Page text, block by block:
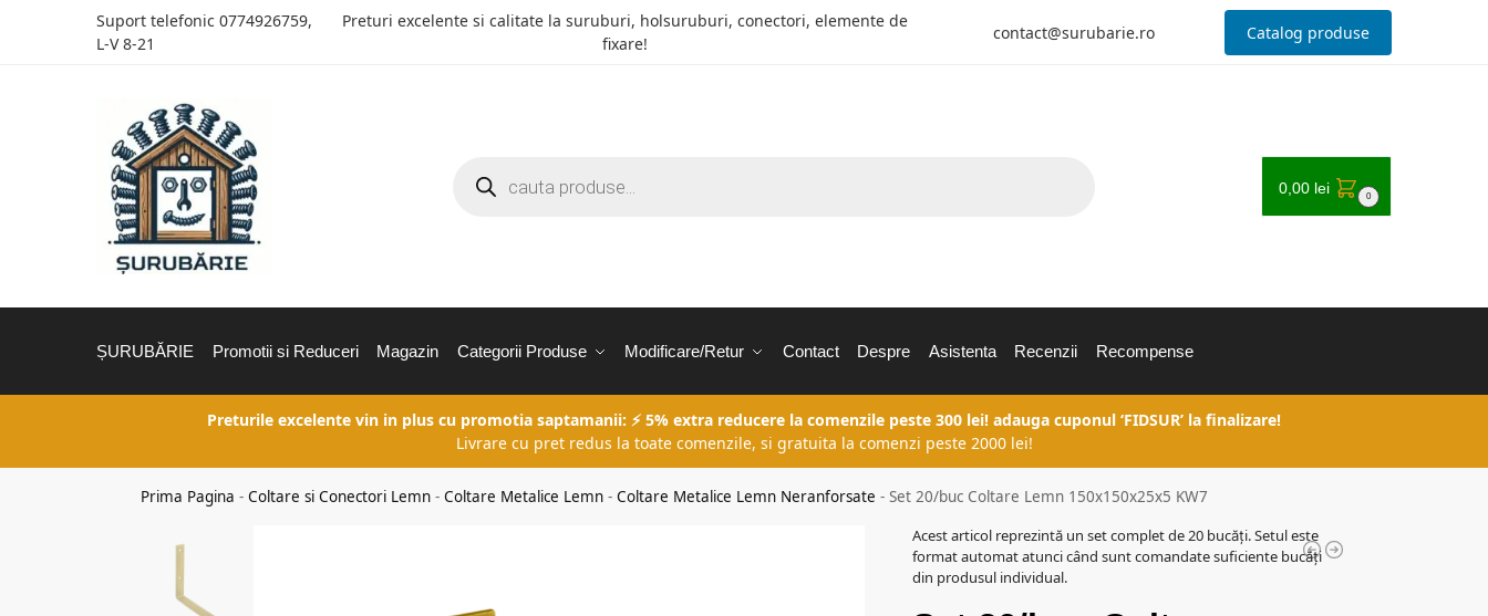
Suport telefonic 0774926759,
L-V 8-21
Preturi excelente si calitate la suruburi, holsuruburi, conectori, elemente de
fixare!
contact@surubarie.ro Catalog produse
0,00 lei 0
ȘURUBĂRIE Promotii si Reduceri Magazin Categorii Produse Modificare/Retur Contact Despre Asistenta Recenzii Recompense
Preturile excelente vin in plus cu promotia saptamanii: ⚡ 5% extra reducere la comenzile peste 300 lei! adauga cuponul ‘FIDSUR’ la finalizare!
Livrare cu pret redus la toate comenzile, si gratuita la comenzi peste 2000 lei!
Prima Pagina -Coltare si Conectori Lemn -Coltare Metalice Lemn -Coltare Metalice Lemn Neranforsate -Set 20/buc Coltare Lemn 150x150x25x5 KW7
Acest articol reprezintă un set complet de 20 bucăți. Setul este
format automat atunci când sunt comandate suficiente bucăți
din produsul individual.